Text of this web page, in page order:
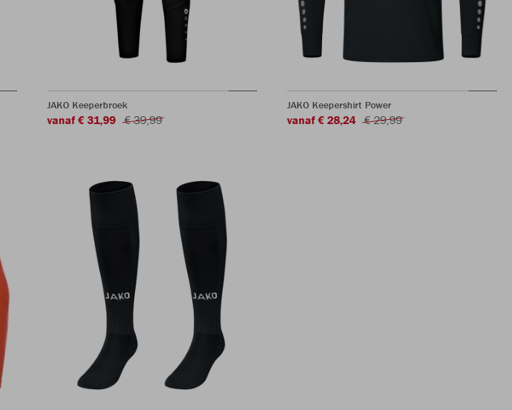
JAKO Keeperbroek
vanaf € 31,99 € 39,99
JAKO Keepershirt Power
vanaf € 28,24 € 29,99